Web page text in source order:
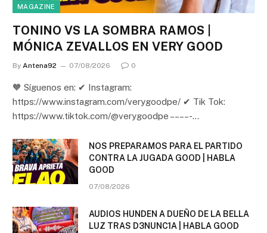
MAGAZINE
TONINO VS LA SOMBRA RAMOS |
MÓNICA ZEVALLOS EN VERY GOOD
By Antena92 07/08/2026 0
🧡 Síguenos en: ✔ Instagram:
https://www.instagram.com/verygoodpe/ ✔ Tik Tok:
https://www.tiktok.com/@verygoodpe – – – – -…
NOS PREPARAMOS PARA EL PARTIDO
CONTRA LA JUGADA GOOD | HABLA
GOOD
07/08/2026
AUDIOS HUNDEN A DUEÑO DE LA BELLA
LUZ TRAS D3NUNC1A | HABLA GOOD